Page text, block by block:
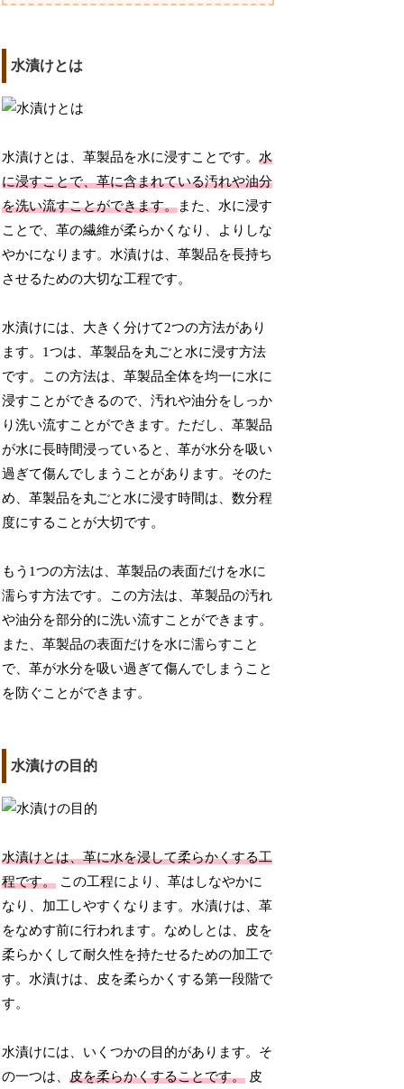
水漬けとは
水漬けとは、革製品を水に浸すことです。水
に浸すことで、革に含まれている汚れや油分
を洗い流すことができます。また、水に浸す
ことで、革の繊維が柔らかくなり、よりしな
やかになります。水漬けは、革製品を長持ち
させるための大切な工程です。
水漬けには、大きく分けて2つの方法があり
ます。1つは、革製品を丸ごと水に浸す方法
です。この方法は、革製品全体を均一に水に
浸すことができるので、汚れや油分をしっか
り洗い流すことができます。ただし、革製品
が水に長時間浸っていると、革が水分を吸い
過ぎて傷んでしまうことがあります。そのた
め、革製品を丸ごと水に浸す時間は、数分程
度にすることが大切です。
もう1つの方法は、革製品の表面だけを水に
濡らす方法です。この方法は、革製品の汚れ
や油分を部分的に洗い流すことができます。
また、革製品の表面だけを水に濡らすこと
で、革が水分を吸い過ぎて傷んでしまうこと
を防ぐことができます。
水漬けの目的
水漬けとは、革に水を浸して柔らかくする工
程です。 この工程により、革はしなやかに
なり、加工しやすくなります。水漬けは、革
をなめす前に行われます。なめしとは、皮を
柔らかくして耐久性を持たせるための加工で
す。水漬けは、皮を柔らかくする第一段階で
す。
水漬けには、いくつかの目的があります。そ
の一つは、皮を柔らかくすることです。 皮